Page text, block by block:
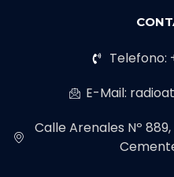
Telefono:
E-Mail:
Calle Arenales Nº